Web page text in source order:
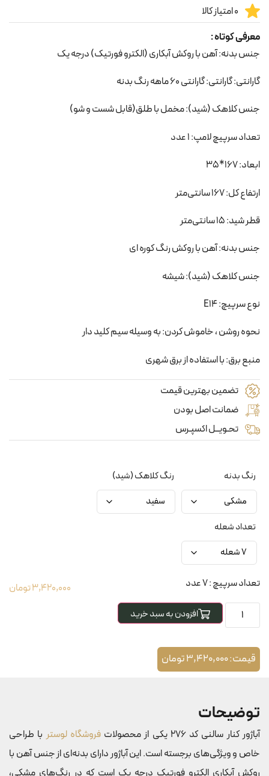
0 امتیاز کالا
معرفی کوتاه :
جنس بدنه: آهن با روکش آبکاری (الکترو فورتیک) درجه یک
گارانتی: گارانتی: گارانتی 60 ماهه رنگ بدنه
جنس کلاهک (شید): مخمل با طلق(قابل شست و شو)
تعداد سرپیچ لامپ: 1 عدد
ابعاد: 167*35
ارتفاع کل: 167 سانتی‌متر
قطر شید: 15 سانتی‌متر
جنس بدنه: آهن با روکش رنگ کوره ای
جنس کلاهک (شید): شیشه
نوع سرپیچ: E14
نحوه روشن ، خاموش کردن: به وسیله سیم کلید دار
منبع برق: با استفاده از برق شهری
تضمین بهترین قیمت
ضمانت اصل بودن
تحـویــل اکسپـرس
رنگ بدنه رنگ کلاهک (شید)
تعداد شعله
تعداد سرپیچ : 7 عدد 3,420,000تومان
افزودن به سبد خرید
قیمت:3,420,000تومان
توضیحات
آباژور کنار سالنی کد 276 یکی از محصولات فروشگاه لوستر با طراحی
خاص و ویژگی‌های برجسته است. این آباژور دارای بدنه‌ای از جنس آهن با
روکش آبکاری الکترو فورتیک درجه یک است که در رنگ‌های مشکی،